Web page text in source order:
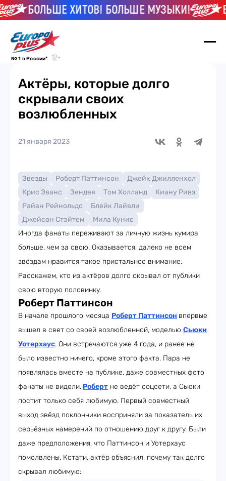
БОЛЬШЕ ХИТОВ! БОЛЬШЕ МУЗЫКИ!
№ 1 в России*
Актёры, которые долго
скрывали своих
возлюбленных
21 января 2023
Звезды Роберт Паттинсон
Джейк Джилленхол
Крис Эванс
Зендея Том Холланд
Киану Ривз
Райан Рейнольдс
Блейк Лайвли
Джейсон Стэйтем
Мила Кунис
Иногда фанаты переживают за личную жизнь кумира
больше, чем за свою. Оказывается, далеко не всем
звёздам нравится такое пристальное внимание.
Расскажем, кто из актёров долго скрывал от публики
свою вторую половинку.
Роберт Паттинсон
В начале прошлого месяца Роберт Паттинсон впервые
вышел в свет со своей возлюбленной, моделью Сьюки
Уотерхаус. Они встречаются уже 4 года, и ранее не
было известно ничего, кроме этого факта. Пара не
появлялась вместе на публике, даже совместных фото
фанаты не видели. Роберт не ведёт соцсети, а Сьюки
постит только себя любимую. Первый совместный
выход звёзд поклонники восприняли за показатель их
серьёзных намерений по отношению друг к другу. Были
даже предположения, что Паттинсон и Уотерхаус
помолвлены. Кстати, актёр объяснил, почему так долго
скрывал любимую: